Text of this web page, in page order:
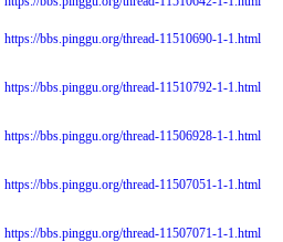
https://bbs.pinggu.org/thread-11510690-1-1.html
https://bbs.pinggu.org/thread-11510792-1-1.html
https://bbs.pinggu.org/thread-11506928-1-1.html
https://bbs.pinggu.org/thread-11507051-1-1.html
https://bbs.pinggu.org/thread-11507071-1-1.html